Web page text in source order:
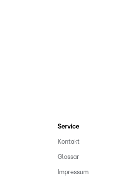
Service
Kontakt
Glossar
Impressum